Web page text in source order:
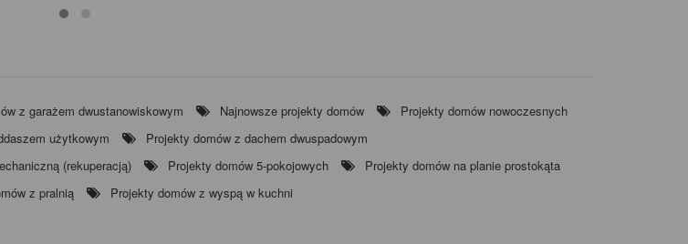
z garażem dwustanowiskowym Najnowsze projekty domów
Projekty domów nowoczesnych
użytkowym
Projekty domów z dachem dwuspadowym
(rekuperacją) Projekty domów 5-pokojowych
Projekty domów na planie prostokąta
z pralnią Projekty domów z wyspą w kuchni